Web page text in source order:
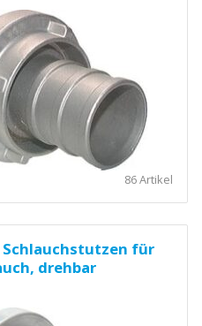
86 Artikel
für
drehbar